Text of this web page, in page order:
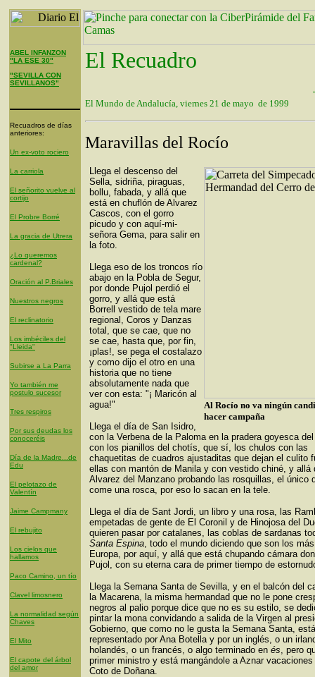
ABEL INFANZON
"LA ESE 30"
"SEVILLA CON
SEVILLANOS"
Recuadros de días
anteriores:
Un ex-voto rociero
La carriola
El señorito vuelve al
cortijo
El Probre Borré
La gracia de Utrera
¿Lo queremos
cardenal?
Oración al P.Briales
Nuestros negros
El reclinatorio
Los imbéciles del
"Lleida"
Subirse a La Parra
Yo también me
postulo sucesor
Tres respiros
Por sus deudas los
conoceréis
Día de la Madre...de
Edu
El pelotazo de
Valentín
Jaime Campmany
El rebujito
Los cielos que
hallamos
Paco Camino, un tío
Clavel limosnero
La normalidad según
Chaves
El Mito
El capote del árbol
del amor
El Recuadro
El Mundo de Andalucía, viernes 21 de mayo de 1999
Maravillas del Rocío
Al Rocío no va ningún
hacer campaña
Llega el descenso del
Sella, sidriña, piraguas,
bollu, fabada, y allá que
está en chuflón de Alvarez
Cascos, con el gorro
picudo y con aquí-mi-
señora Gema, para salir en
la foto.
Llega eso de los troncos río
abajo en la Pobla de Segur,
por donde Pujol perdió el
gorro, y allá que está
Borrell vestido de tela mare
regional, Coros y Danzas
total, que se cae, que no
se cae, hasta que, por fin,
¡plas!, se pega el costalazo
y como dijo el otro en una
historia que no tiene
absolutamente nada que
ver con esta: "¡ Maricón al
agua!"
Llega el día de San Isidro,
con la Verbena de la Paloma en la pradera goyesca
con los pianillos del chotís, que sí, los chulos con las
chaquetitas de cuadros ajustaditas que dejan el culito
ellas con mantón de Manila y con vestido chiné, y allá
Alvarez del Manzano probando las rosquillas, el único
come una rosca, por eso lo sacan en la tele.
Llega el día de Sant Jordi, un libro y una rosa, las
empetadas de gente de El Coronil y de Hinojosa del
quieren pasar por catalanes, las coblas de sardanas
Santa Espina, todo el mundo diciendo que son los
Europa, por aquí, y allá que está chupando cámara
Pujol, con su eterna cara de primer tiempo de
Llega la Semana Santa de Sevilla, y en el balcón del
la Macarena, la misma hermandad que no le pone
negros al palio porque dice que no es su estilo, se
pintar la mona convidando a salida de la Virgen al
Gobierno, que como no le gusta la Semana Santa,
representado por Ana Botella y por un inglés, o un
holandés, o un francés, o algo terminado en és, pero
primer ministro y está mangándole a Aznar vacaciones
Coto de Doñana.